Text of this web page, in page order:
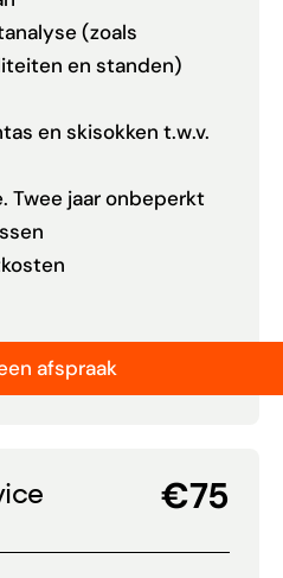
(zoals
en standen)
en skisokken t.w.v.
Twee jaar onbeperkt
afspraak
€75